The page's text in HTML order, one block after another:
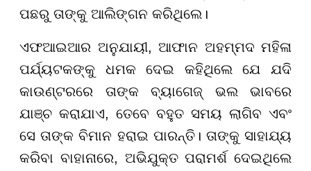
ପଛରୁ ତାଙ୍କୁ ଆଲିଙ୍ଗନ କରିଥିଲେ।
ଏଫଆଇଆର ଅନୁଯାୟୀ, ଆଫାନ ଅହମ୍ମଦ ମହିଳା
ପର୍ଯ୍ୟଟକଙ୍କୁ ଧମକ ଦେଇ କହିଥିଲେ ଯେ ଯଦି
କାଉଣ୍ଟରରେ ତାଙ୍କ ବ୍ୟାଗେଜ୍ ଭଲ ଭାବରେ
ଯାଞ୍ଚ କରାଯାଏ, ତେବେ ବହୁତ ସମୟ ଲାଗିବ ଏବଂ
ସେ ତାଙ୍କ ବିମାନ ହରାଇ ପାରନ୍ତି। ତାଙ୍କୁ ସାହାଯ୍ୟ
କରିବା ବାହାନାରେ, ଅଭିଯୁକ୍ତ ପରାମର୍ଶ ଦେଇଥିଲେ